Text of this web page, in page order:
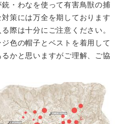
の一覧 重要なお知らせのRSS
・わなを使って有害鳥獣の捕
策には万全を期しております
際は十分にご注意ください。
色の帽子とベストを着用して
かと思いますがご理解、ご協